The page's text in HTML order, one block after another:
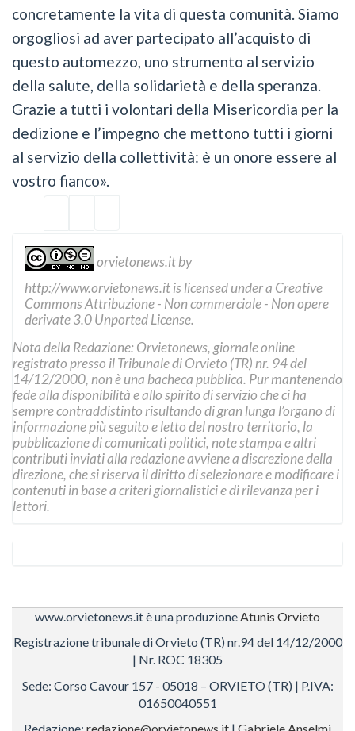
concretamente la vita di questa comunità. Siamo
orgogliosi ad aver partecipato all’acquisto di
questo automezzo, uno strumento al servizio
della salute, della solidarietà e della speranza.
Grazie a tutti i volontari della Misericordia per la
dedizione e l’impegno che mettono tutti i giorni
al servizio della collettività: è un onore essere al
vostro fianco».
orvietonews.itby
http://www.orvietonews.itis licensed under a Creative
Commons Attribuzione - Non commerciale - Non opere
derivate 3.0 Unported License.
Nota della Redazione: Orvietonews, giornale online
registrato presso il Tribunale di Orvieto (TR) nr. 94 del
14/12/2000, non è una bacheca pubblica. Pur mantenendo
fede alla disponibilità e allo spirito di servizio che ci ha
sempre contraddistinto risultando di gran lunga l’organo di
informazione più seguito e letto del nostro territorio, la
pubblicazione di comunicati politici, note stampa e altri
contributi inviati alla redazione avviene a discrezione della
direzione, che si riserva il diritto di selezionare e modificare i
contenuti in base a criteri giornalistici e di rilevanza per i
lettori.
www.orvietonews.it è una produzione Atunis Orvieto
Registrazione tribunale di Orvieto (TR) nr.94 del 14/12/2000
| Nr. ROC 18305
Sede: Corso Cavour 157 - 05018 – ORVIETO (TR) | P.IVA:
01650040551